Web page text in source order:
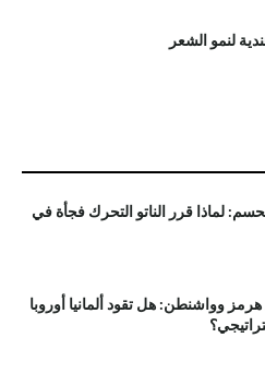
لماذا قرر الناتو التحرك فجأة في
وواشنطن: هل تقود ألمانيا أوروبا